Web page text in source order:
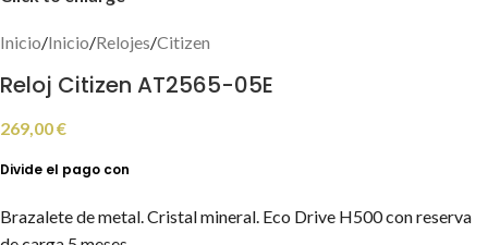
Inicio/Inicio/Relojes/Citizen
Reloj Citizen AT2565-05E
269,00€
Brazalete de metal. Cristal mineral. Eco Drive H500 con reserva